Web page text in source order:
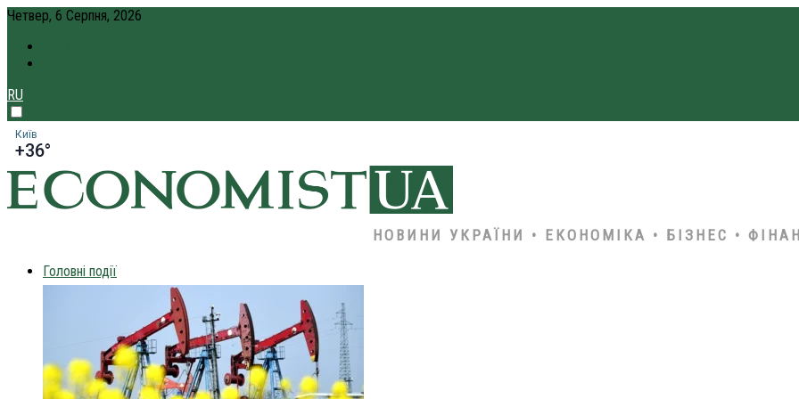
Четвер, 6 Серпня, 2026
RU
Київ
+36°
НОВИНИ УКРАЇНИ • ЕКОНОМІКА • БІЗНЕС •
Головні події